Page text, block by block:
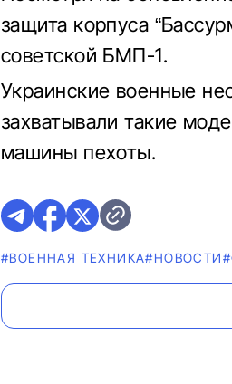
защита корпуса
советской БМП-1.
Украинские военные
захватывали такие
машины пехоты.
#ВОЕННАЯ ТЕХНИКА#НОВОСТИ